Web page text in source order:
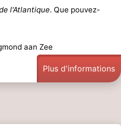
l'Atlantique. Que pouvez-
aan Zee
Plus d'informations